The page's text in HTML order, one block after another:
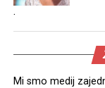
.
Mi smo medij